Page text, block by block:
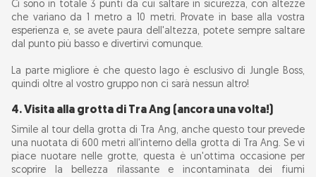
Ci sono in totale 3 punti da cui saltare in sicurezza, con altezze
che variano da 1 metro a 10 metri. Provate in base alla vostra
esperienza e, se avete paura dell'altezza, potete sempre saltare
dal punto più basso e divertirvi comunque.
La parte migliore è che questo lago è esclusivo di Jungle Boss,
quindi oltre al vostro gruppo non ci sarà nessun altro!
4. Visita alla grotta di Tra Ang (ancora una volta!)
Simile al tour della grotta di Tra Ang, anche questo tour prevede
una nuotata di 600 metri all'interno della grotta di Tra Ang. Se vi
piace nuotare nelle grotte, questa è un'ottima occasione per
scoprire la bellezza rilassante e incontaminata dei fiumi